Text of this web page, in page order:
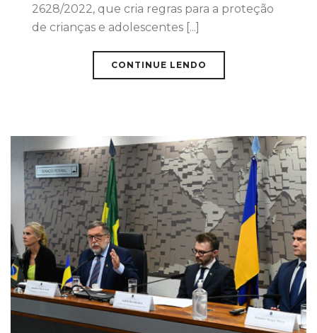
2628/2022, que cria regras para a proteção
de crianças e adolescentes [...]
CONTINUE LENDO